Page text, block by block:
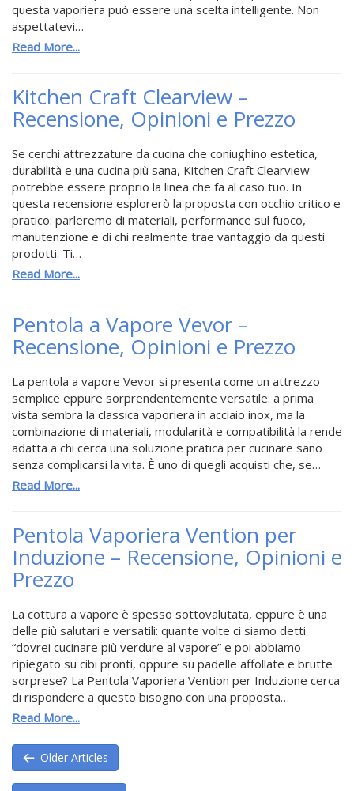
questa vaporiera può essere una scelta intelligente. Non
aspettatevi…
Read More...
Kitchen Craft Clearview –
Recensione, Opinioni e Prezzo
Se cerchi attrezzature da cucina che coniughino estetica,
durabilità e una cucina più sana, Kitchen Craft Clearview
potrebbe essere proprio la linea che fa al caso tuo. In
questa recensione esplorerò la proposta con occhio critico e
pratico: parleremo di materiali, performance sul fuoco,
manutenzione e di chi realmente trae vantaggio da questi
prodotti. Ti…
Read More...
Pentola a Vapore Vevor –
Recensione, Opinioni e Prezzo
La pentola a vapore Vevor si presenta come un attrezzo
semplice eppure sorprendentemente versatile: a prima
vista sembra la classica vaporiera in acciaio inox, ma la
combinazione di materiali, modularità e compatibilità la rende
adatta a chi cerca una soluzione pratica per cucinare sano
senza complicarsi la vita. È uno di quegli acquisti che, se…
Read More...
Pentola Vaporiera Vention per
Induzione – Recensione, Opinioni e
Prezzo
La cottura a vapore è spesso sottovalutata, eppure è una
delle più salutari e versatili: quante volte ci siamo detti
“dovrei cucinare più verdure al vapore” e poi abbiamo
ripiegato su cibi pronti, oppure su padelle affollate e brutte
sorprese? La Pentola Vaporiera Vention per Induzione cerca
di rispondere a questo bisogno con una proposta…
Read More...
Older Articles